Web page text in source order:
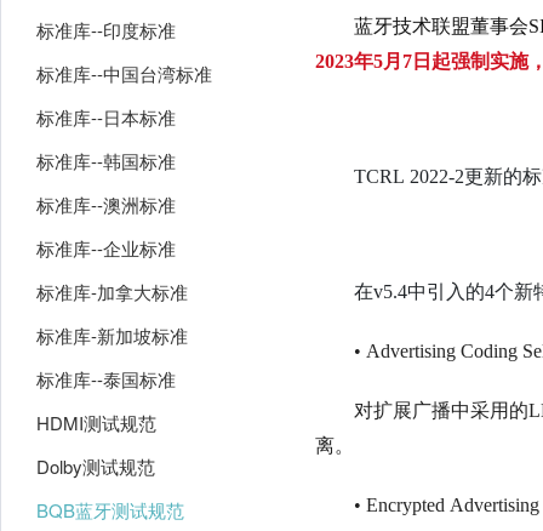
标准库--印度标准
标准库--中国台湾标准
标准库--日本标准
标准库--韩国标准
标准库--澳洲标准
标准库--企业标准
标准库-加拿大标准
标准库-新加坡标准
标准库--泰国标准
HDMI测试规范
Dolby测试规范
BQB蓝牙测试规范
蓝牙技术联盟董事会
2023年5月7日起强制实施
TCRL 2022-2更新的
在v5.4中引入的4个新
• Advertising Coding
对扩展广播中采用的
离。
• Encrypted